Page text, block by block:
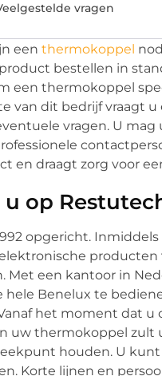
vragen
een thermokoppel
bestellen in
een thermokoppel
van dit bedrijf vraagt
vragen. U
en draagt zorg voor
op
opgericht.
Met een kantoor in
Benelux te
het moment dat
uw thermokoppel zult
houden. U
Korte lijnen en